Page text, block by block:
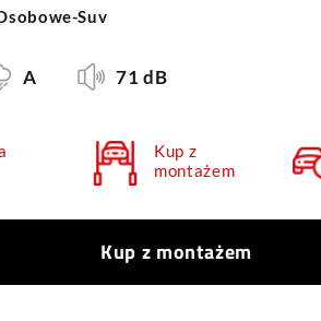
Suv
A 71 dB
Kup z
montażem
Kup z montażem